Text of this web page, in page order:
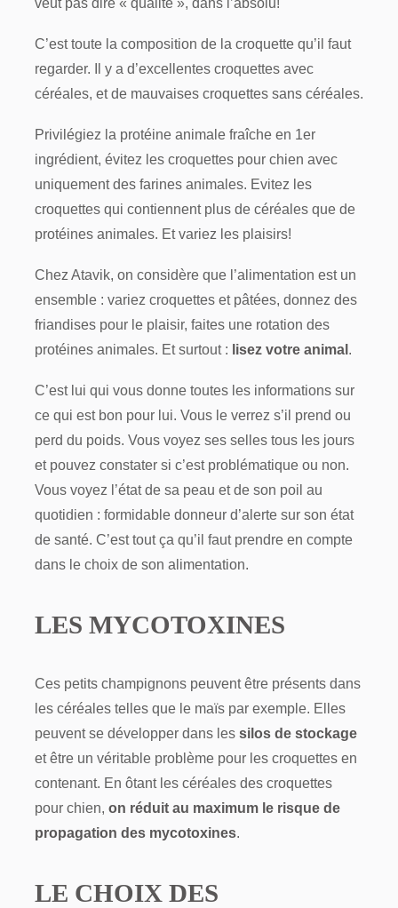
veut pas dire « qualité », dans l’absolu!
C’est toute la composition de la croquette qu’il faut
regarder. Il y a d’excellentes croquettes avec
céréales, et de mauvaises croquettes sans céréales.
Privilégiez la protéine animale fraîche en 1er
ingrédient, évitez les croquettes pour chien avec
uniquement des farines animales. Evitez les
croquettes qui contiennent plus de céréales que de
protéines animales. Et variez les plaisirs!
Chez Atavik, on considère que l’alimentation est un
ensemble : variez croquettes et pâtées, donnez des
friandises pour le plaisir, faites une rotation des
protéines animales. Et surtout : lisez votre animal .
C’est lui qui vous donne toutes les informations sur
ce qui est bon pour lui. Vous le verrez s’il prend ou
perd du poids. Vous voyez ses selles tous les jours
et pouvez constater si c’est problématique ou non.
Vous voyez l’état de sa peau et de son poil au
quotidien : formidable donneur d’alerte sur son état
de santé. C’est tout ça qu’il faut prendre en compte
dans le choix de son alimentation.
LES MYCOTOXINES
Ces petits champignons peuvent être présents dans
les céréales telles que le maïs par exemple. Elles
peuvent se développer dans les silos de stockage
et être un véritable problème pour les croquettes en
contenant. En ôtant les céréales des croquettes
pour chien, on réduit au maximum le risque de
propagation des mycotoxines.
LE CHOIX DES